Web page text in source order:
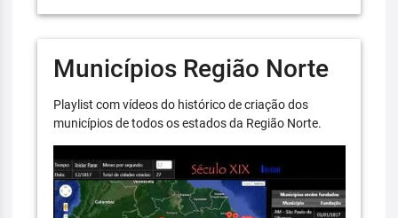
Municípios Região Norte
Playlist com vídeos do histórico de criação dos
municípios de todos os estados da Região Norte.